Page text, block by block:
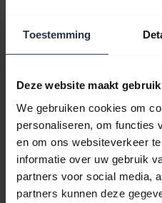
Toestemming
Deze website maakt
We gebruiken cookies om
personaliseren, om functies
en om ons websiteverkeer
informatie over uw gebruik
partners voor social media,
partners kunnen deze